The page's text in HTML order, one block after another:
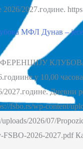
2027.године.
МФЛ Дунав –
у 10,00
2027.године.
fsbo.rs/wp-content/
2026/07/
FSBO-2026-